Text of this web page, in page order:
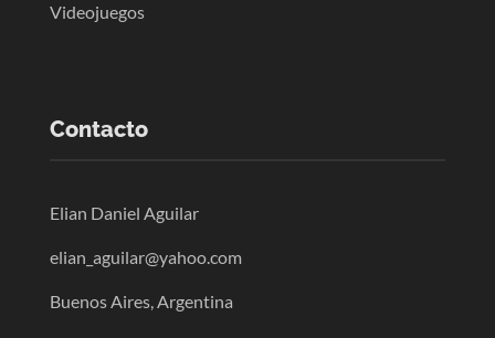
Videojuegos
Contacto
Elian Daniel Aguilar
elian_aguilar@yahoo.com
Buenos Aires, Argentina